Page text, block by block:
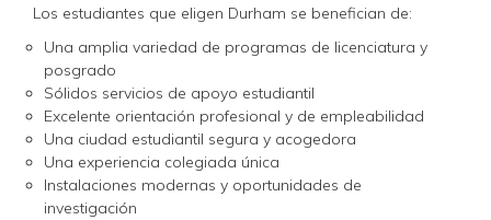
Los estudiantes que eligen Durham se benefician de:
Una amplia variedad de programas de licenciatura y
posgrado
Sólidos servicios de apoyo estudiantil
Excelente orientación profesional y de empleabilidad
Una ciudad estudiantil segura y acogedora
Una experiencia colegiada única
Instalaciones modernas y oportunidades de
investigación